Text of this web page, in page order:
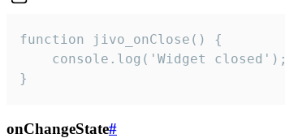
function jivo_onClose() {
    console.log('Widget closed');
}
onChangeState#